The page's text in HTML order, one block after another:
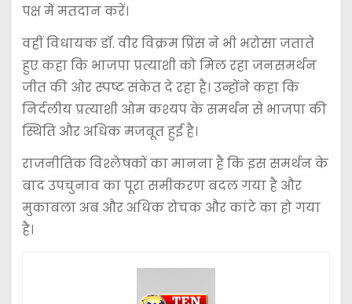
पक्ष में मतदान करें।
वहीं विधायक डॉ. वीर विक्रम प्रिंस ने भी भरोसा जताते
हुए कहा कि भाजपा प्रत्याशी को मिल रहा जनसमर्थन
जीत की ओर स्पष्ट संकेत दे रहा है। उन्होंने कहा कि
निर्दलीय प्रत्याशी ओम कश्यप के समर्थन से भाजपा की
स्थिति और अधिक मजबूत हुई है।
राजनीतिक विश्लेषकों का मानना है कि इस समर्थन के
बाद उपचुनाव का पूरा समीकरण बदल गया है और
मुकाबला अब और अधिक रोचक और कांटे का हो गया
है।